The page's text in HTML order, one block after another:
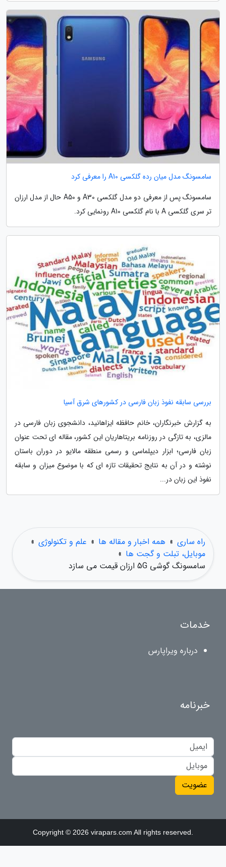
سامسونگ مدل میان رده گلکسی A10 را معرفی کرد
سامسونگ پس از معرفی دو مدل گلکسی A30 و A50 حال از مدل ارزان
تر سری گلکسی A با نام گلکسی A10 رونمایی کرد.
بررسی سابقه نفوذ زبان فارسی در کشورهای شرق آسیا
به گزارش خبرنگاران، خانم حافظه ایزاهانید، دانشجوی زبان فارسی در
مالزی، به تازگی در روزنامه بریتاهاریان این کشور، مقاله ای تحت عنوان
زبان فارسی؛ ابزار دیپلماسی و رسمی منطقه مالایو در دوران باستان
نوشته و در آن به نتایج تحقیقات تازه ای که با موضوع میزان و سابقه
نفوذ این زبان در...
راه ساری » همه اخبار و مقاله ها » علم و تکنولوژی »
موبایل، تبلت و گجت ها »
سامسونگ گوشی 5G ارزان قیمت می سازد
خدمات
درباره ویراپارس
خبرنامه
عضویت
Copyright © 2026 virapars.com All rights reserved.